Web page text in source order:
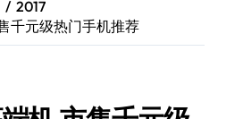
2017
千元级热门手机推荐